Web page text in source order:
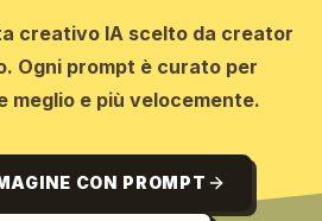
creativo IA scelto da creator
Ogni prompt è curato per
meglio e più velocemente.
CON PROMPT